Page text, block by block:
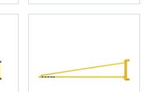
AFVIS ALLE